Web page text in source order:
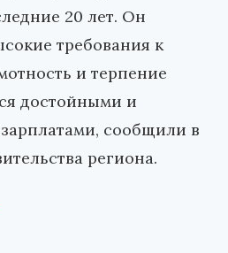
20 лет. Он
требования к
и терпение
достойными и
сообщили в
региона.